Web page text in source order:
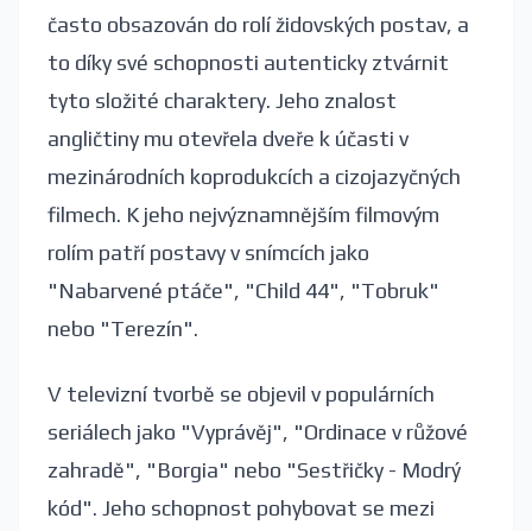
často obsazován do rolí židovských postav, a
to díky své schopnosti autenticky ztvárnit
tyto složité charaktery. Jeho znalost
angličtiny mu otevřela dveře k účasti v
mezinárodních koprodukcích a cizojazyčných
filmech. K jeho nejvýznamnějším filmovým
rolím patří postavy v snímcích jako
"Nabarvené ptáče", "Child 44", "Tobruk"
nebo "Terezín".
V televizní tvorbě se objevil v populárních
seriálech jako "Vyprávěj", "Ordinace v růžové
zahradě", "Borgia" nebo "Sestřičky - Modrý
kód". Jeho schopnost pohybovat se mezi